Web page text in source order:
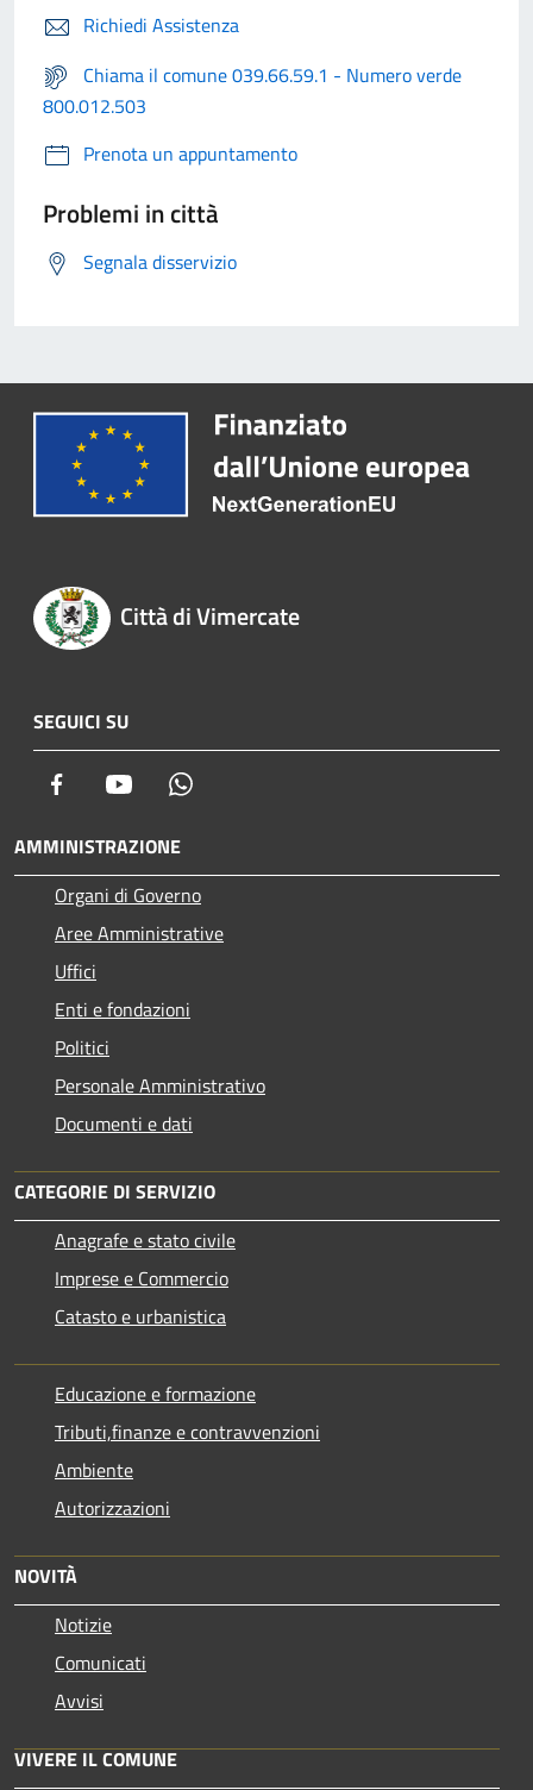
Richiedi Assistenza
Chiama il comune 039.66.59.1 - Numero verde
800.012.503
Prenota un appuntamento
Problemi in città
Segnala disservizio
Città di Vimercate
SEGUICI SU
Facebook Youtube
AMMINISTRAZIONE
Organi di Governo
Aree Amministrative
Uffici
Enti e fondazioni
Politici
Personale Amministrativo
Documenti e dati
CATEGORIE DI SERVIZIO
Anagrafe e stato civile
Imprese e Commercio
Catasto e urbanistica
Educazione e formazione
Tributi,finanze e contravvenzioni
Ambiente
Autorizzazioni
NOVITÀ
Notizie
Comunicati
Avvisi
VIVERE IL COMUNE